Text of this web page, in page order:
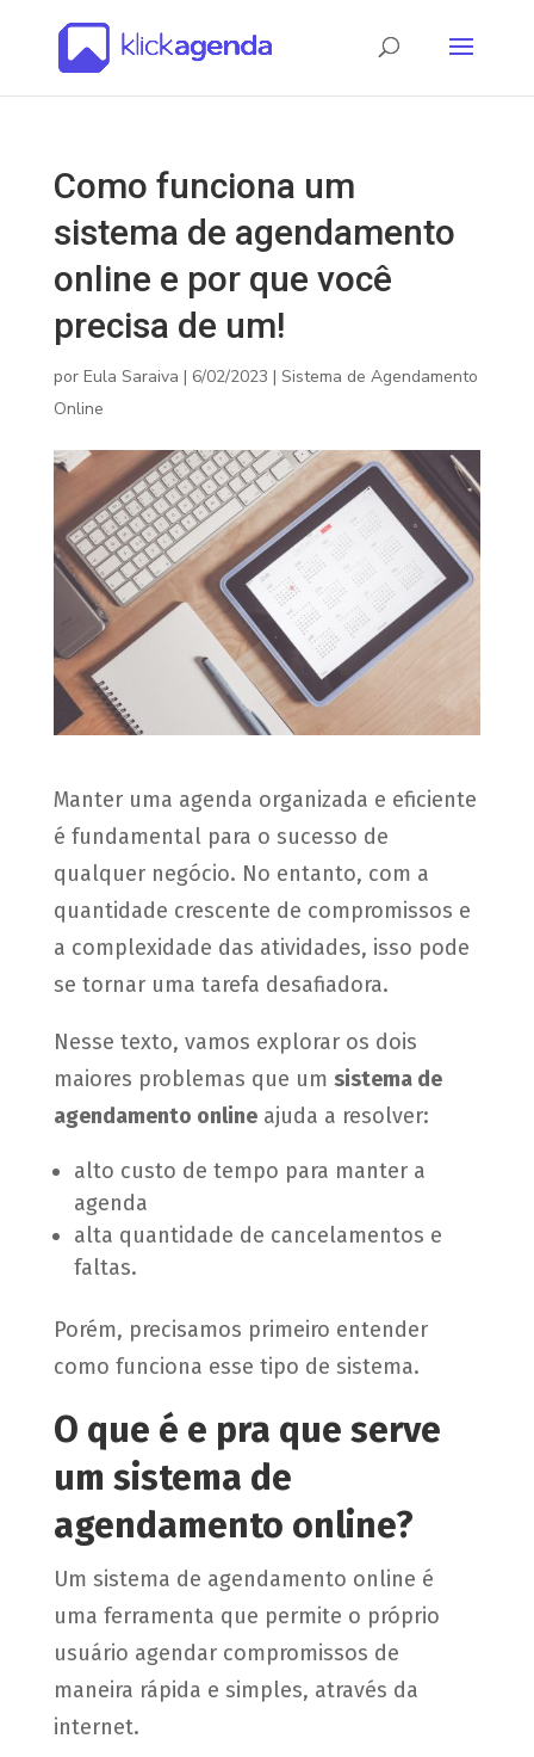
Como funciona um
sistema de agendamento
online e por que você
precisa de um!
por Eula Saraiva | 6/02/2023 | Sistema de Agendamento
Online
Manter uma agenda organizada e eficiente
é fundamental para o sucesso de
qualquer negócio. No entanto, com a
quantidade crescente de compromissos e
a complexidade das atividades, isso pode
se tornar uma tarefa desafiadora.
Nesse texto, vamos explorar os dois
maiores problemas que um sistema de
agendamento onlineajuda a resolver:
alto custo de tempo para manter a
agenda
alta quantidade de cancelamentos e
faltas.
Porém, precisamos primeiro entender
como funciona esse tipo de sistema.
O que é e pra que serve
um sistema de
agendamento online?
Um sistema de agendamento online é
uma ferramenta que permite o próprio
usuário agendar compromissos de
maneira rápida e simples, através da
internet.